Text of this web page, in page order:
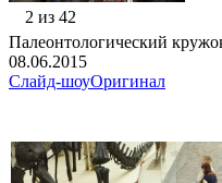
2 из 42
Палеонтологический
08.06.2015
Слайд-шоуОригинал